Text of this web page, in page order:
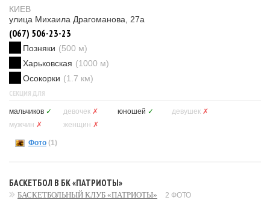
КИЕВ
улица Михаила Драгоманова, 27а
(067) 506-23-23
Позняки (500 м)
Харьковская (1000 м)
Осокорки (1.7 км)
СЕКЦИЯ ДЛЯ
мальчиков ✓ девочек ✗ юношей ✓ девушек ✗
мужчин ✗ женщин ✗
Фото (1)
БАСКЕТБОЛ В БК «ПАТРИОТЫ»
БАСКЕТБОЛЬНЫЙ КЛУБ «ПАТРИОТЫ» 2 ФОТО